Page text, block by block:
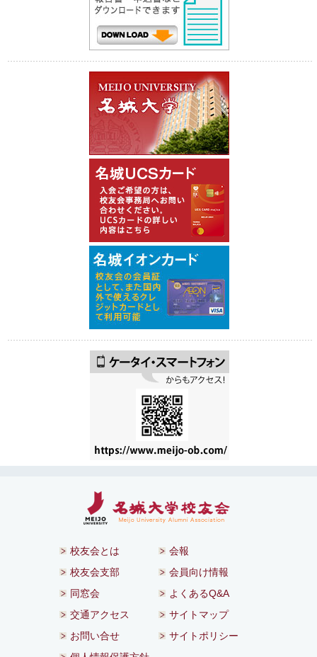
校友会とは
会報
校友会支部
会員向け情報
同窓会
よくあるQ&A
交通アクセス
サイトマップ
お問い合せ
サイトポリシー